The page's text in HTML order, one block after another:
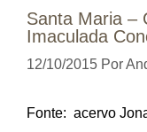
Santa Maria –
Imaculada
12/10/2015 Por
Fonte: acervo